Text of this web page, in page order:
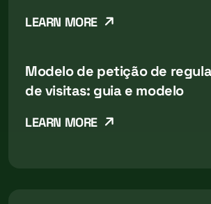
LEARN MORE
Modelo de petição de
de visitas: guia e modelo
LEARN MORE